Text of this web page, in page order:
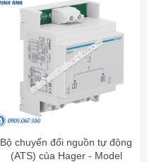
Bộ chuyển đổi nguồn tự động
(ATS) của Hager - Model